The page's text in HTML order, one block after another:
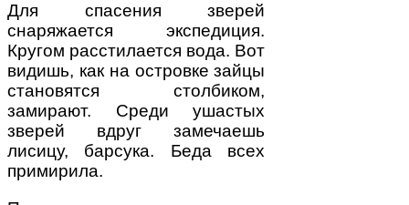
Для спасения зверей
снаряжается экспедиция.
Кругом расстилается вода. Вот
видишь, как на островке зайцы
становятся столбиком,
замирают. Среди ушастых
зверей вдруг замечаешь
лисицу, барсука. Беда всех
примирила.